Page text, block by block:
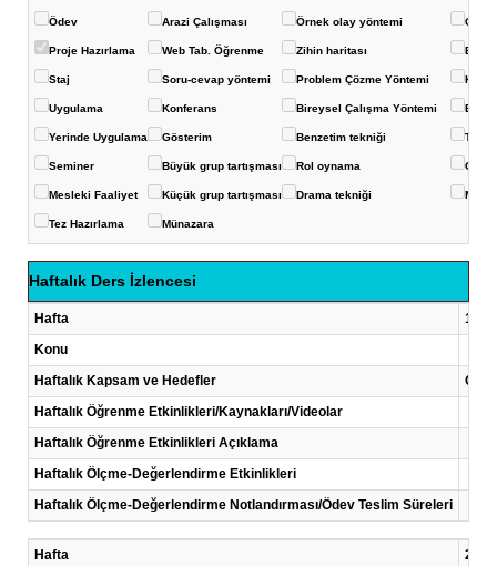
Ödev Arazi Çalışması Örnek olay yöntemi
Proje Hazırlama Web Tab. Öğrenme Zihin haritası Balık
Staj Soru-cevap yöntemi Problem Çözme Yöntemi
Uygulama Konferans Bireysel Çalışma Yöntemi
Yerinde Uygulama Gösterim Benzetim tekniği Ters-
Seminer Büyük grup tartışması Rol oynama
Mesleki Faaliyet Küçük grup tartışması Drama tekniği
Tez Hazırlama Münazara
Haftalık Ders İzlencesi
Hafta
1
Konu
Haftalık Kapsam ve Hedefler
Haftalık Öğrenme Etkinlikleri/Kaynakları/Videolar
Haftalık Öğrenme Etkinlikleri Açıklama
Haftalık Ölçme-Değerlendirme Etkinlikleri
Haftalık Ölçme-Değerlendirme Notlandırması/Ödev Teslim Süreleri
Hafta 2